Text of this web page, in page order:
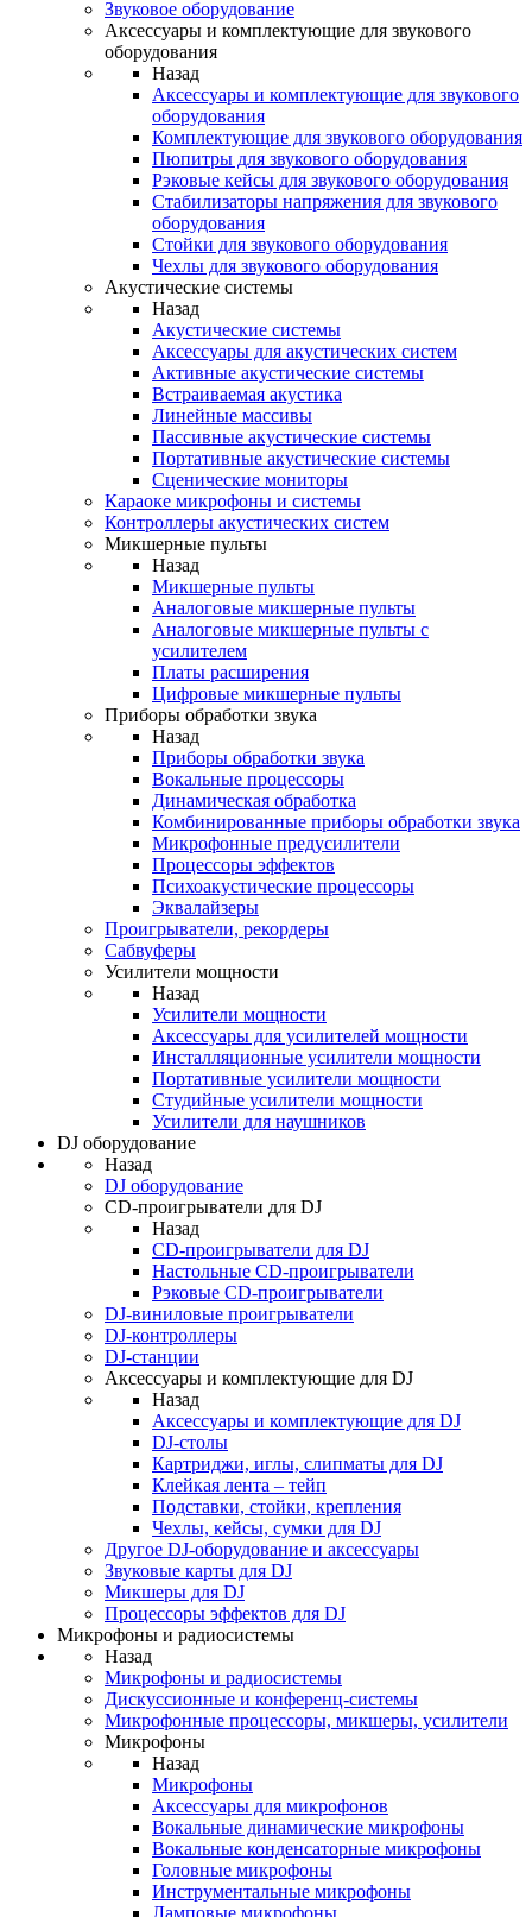
Звуковое оборудование
Аксессуары и комплектующие для звукового
оборудования
Назад
Аксессуары и комплектующие для звукового
оборудования
Комплектующие для звукового оборудования
Пюпитры для звукового оборудования
Рэковые кейсы для звукового оборудования
Стабилизаторы напряжения для звукового
оборудования
Стойки для звукового оборудования
Чехлы для звукового оборудования
Акустические системы
Назад
Акустические системы
Аксессуары для акустических систем
Активные акустические системы
Встраиваемая акустика
Линейные массивы
Пассивные акустические системы
Портативные акустические системы
Сценические мониторы
Караоке микрофоны и системы
Контроллеры акустических систем
Микшерные пульты
Назад
Микшерные пульты
Аналоговые микшерные пульты
Аналоговые микшерные пульты с
усилителем
Платы расширения
Цифровые микшерные пульты
Приборы обработки звука
Назад
Приборы обработки звука
Вокальные процессоры
Динамическая обработка
Комбинированные приборы обработки звука
Микрофонные предусилители
Процессоры эффектов
Психоакустические процессоры
Эквалайзеры
Проигрыватели, рекордеры
Сабвуферы
Усилители мощности
Назад
Усилители мощности
Аксессуары для усилителей мощности
Инсталляционные усилители мощности
Портативные усилители мощности
Студийные усилители мощности
Усилители для наушников
DJ оборудование
Назад
DJ оборудование
CD-проигрыватели для DJ
Назад
CD-проигрыватели для DJ
Настольные CD-проигрыватели
Рэковые CD-проигрыватели
DJ-виниловые проигрыватели
DJ-контроллеры
DJ-станции
Аксессуары и комплектующие для DJ
Назад
Аксессуары и комплектующие для DJ
DJ-столы
Картриджи, иглы, слипматы для DJ
Клейкая лента – тейп
Подставки, стойки, крепления
Чехлы, кейсы, сумки для DJ
Другое DJ-оборудование и аксессуары
Звуковые карты для DJ
Микшеры для DJ
Процессоры эффектов для DJ
Микрофоны и радиосистемы
Назад
Микрофоны и радиосистемы
Дискуссионные и конференц-системы
Микрофонные процессоры, микшеры, усилители
Микрофоны
Назад
Микрофоны
Аксессуары для микрофонов
Вокальные динамические микрофоны
Вокальные конденсаторные микрофоны
Головные микрофоны
Инструментальные микрофоны
Ламповые микрофоны